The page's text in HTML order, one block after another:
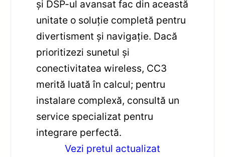
și DSP-ul avansat fac din această
unitate o soluție completă pentru
divertisment și navigație. Dacă
prioritizezi sunetul și
conectivitatea wireless, CC3
merită luată în calcul; pentru
instalare complexă, consultă un
service specializat pentru
integrare perfectă.
Vezi pretul actualizat